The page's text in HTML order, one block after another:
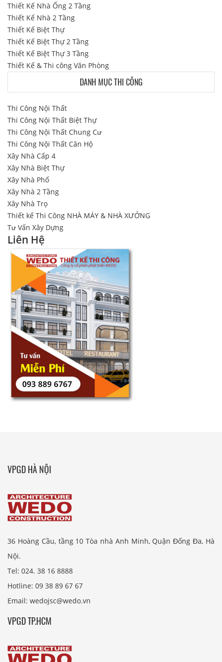
Thiết Kế Nhà Ống 2 Tầng
Thiết Kế Nhà 2 Tầng
Thiết Kế Biệt Thự
Thiết Kế Biệt Thự 2 Tầng
Thiết Kế Biệt Thự 3 Tầng
Thiết Kế & Thi công Văn Phòng
DANH MỤC THI CÔNG
Thi Công Nội Thất
Thi Công Nội Thất Biệt Thự
Thi Công Nội Thất Chung Cư
Thi Công Nội Thất Căn Hộ
Xây Nhà Cấp 4
Xây Nhà Biệt Thự
Xây Nhà Phố
Xây Nhà 2 Tầng
Xây Nhà Trọ
Thiết kế Thi Công NHÀ MÁY & NHÀ XƯỞNG
Tư Vấn Xây Dựng
Liên Hệ
VPGD HÀ NỘI
36 Hoàng Cầu, tầng 10 Tòa nhà Anh Minh, Quận Đống Đa, Hà
Nội.
Tel: 024. 38 16 8888
Hotline: 09 38 89 67 67
Email: wedojsc@wedo.vn
VPGD TP.HCM